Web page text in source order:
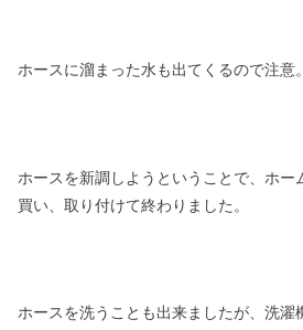
ホースに溜まった水も出てくるので注意。
ホースを新調しようということで、ホー
買い、取り付けて終わりました。
ホースを洗うことも出来ましたが、洗濯